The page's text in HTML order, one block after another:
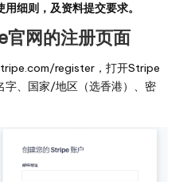
细则，及资料提交要求。
网的注册页面
register ，打开Stripe
字、国家/地区（选香港）、密